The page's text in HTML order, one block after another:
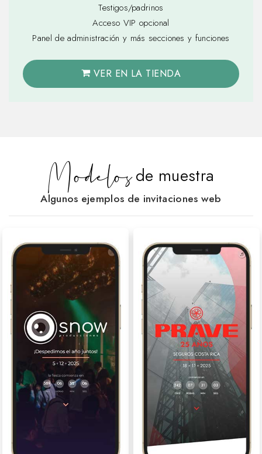
Testigos/padrinos
Acceso VIP opcional
Panel de administración y más secciones y funciones
VER EN LA TIENDA
Modelosde muestra
Algunos ejemplos de invitaciones web